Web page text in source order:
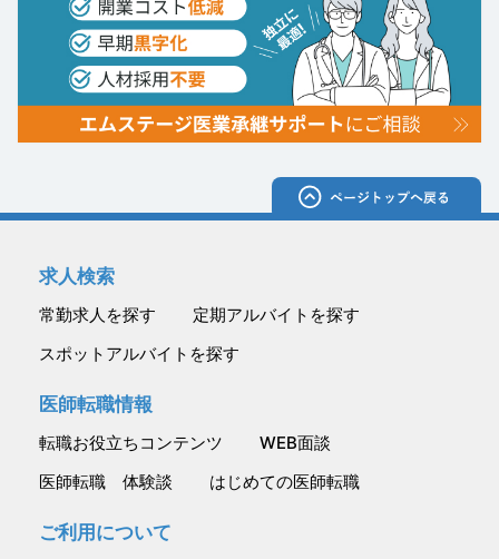
求人検索
常勤求人を探す
定期アルバイトを探す
スポットアルバイトを探す
医師転職情報
転職お役立ちコンテンツ
WEB面談
医師転職 体験談
はじめての医師転職
ご利用について